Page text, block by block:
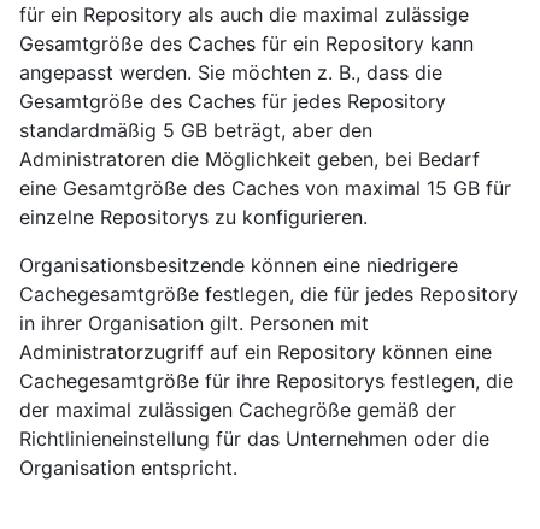
für ein Repository als auch die maximal zulässige
Gesamtgröße des Caches für ein Repository kann
angepasst werden. Sie möchten z. B., dass die
Gesamtgröße des Caches für jedes Repository
standardmäßig 5 GB beträgt, aber den
Administratoren die Möglichkeit geben, bei Bedarf
eine Gesamtgröße des Caches von maximal 15 GB für
einzelne Repositorys zu konfigurieren.
Organisationsbesitzende können eine niedrigere
Cachegesamtgröße festlegen, die für jedes Repository
in ihrer Organisation gilt. Personen mit
Administratorzugriff auf ein Repository können eine
Cachegesamtgröße für ihre Repositorys festlegen, die
der maximal zulässigen Cachegröße gemäß der
Richtlinieneinstellung für das Unternehmen oder die
Organisation entspricht.